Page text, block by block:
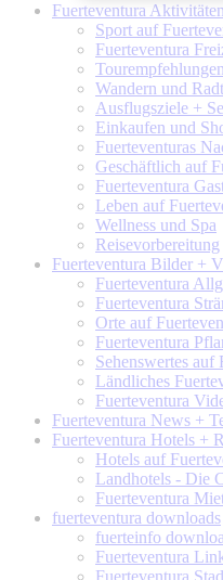
Fuerteventura Aktivitäten
Sport auf
Fuerteventura
Wandern und
Ausflugsziele +
Einkaufen und
Fuerteventuras
Geschäftlich auf
Fuerteventura
Leben auf
Wellness und Spa
Reisevorbereitung
Fuerteventura Bilder +
Fuerteventura
Fuerteventura
Orte auf
Fuerteventura
Sehenswertes auf
Ländliches
Fuerteventura
Fuerteventura News +
Fuerteventura Hotels +
Hotels auf
Landhotels - Die
Fuerteventura
fuerteventura downloads
fuerteinfo
Fuerteventura
Fuerteventura